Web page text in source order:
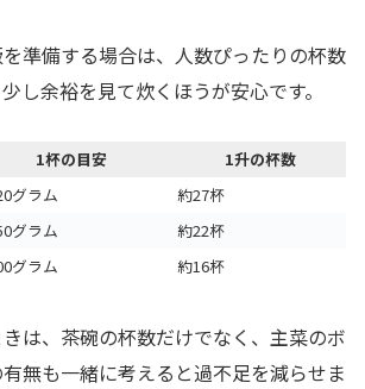
準備する場合は、人数ぴったりの杯数
し余裕を見て炊くほうが安心です。
1杯の目安
1升の杯数
グラム
約27杯
グラム
約22杯
グラム 約16杯
は、茶碗の杯数だけでなく、主菜のボ
無も一緒に考えると過不足を減らせま